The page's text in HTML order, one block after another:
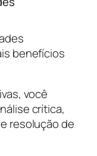
benefícios
você
crítica,
resolução de